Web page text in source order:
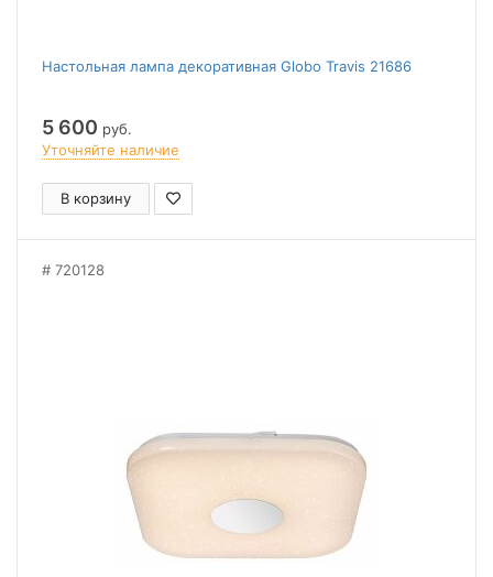
Настольная лампа декоративная Globo Travis 21686
5 600 руб.
Уточняйте наличие
В корзину
720128